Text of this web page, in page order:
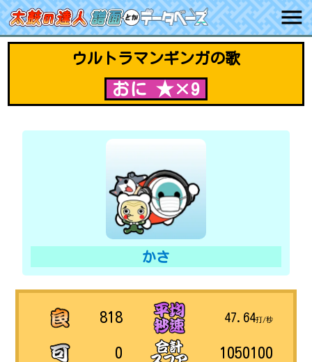
ウルトラマンギンガの歌
おに ★×9
かさ
818
0
47.64打/秒
1050100